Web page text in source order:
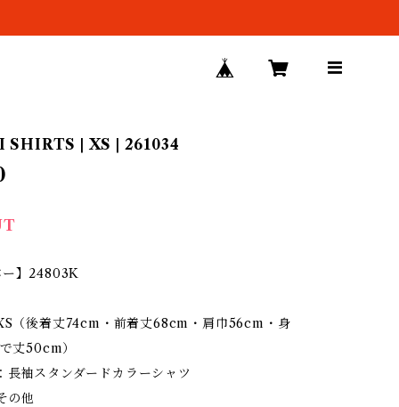
SHIRTS | XS | 261034
ー】24803K
（後着丈74cm・前着丈68cm・肩巾56cm・身
丈50cm）
袖スタンダードカラーシャツ
他